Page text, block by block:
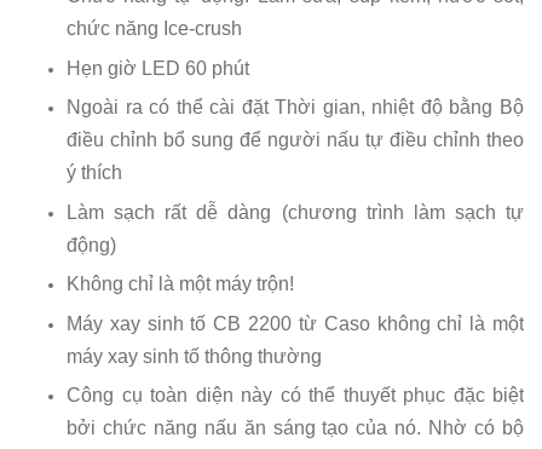
chức năng Ice-crush
Hẹn giờ LED 60 phút
Ngoài ra có thể cài đặt Thời gian, nhiệt độ bằng Bộ
điều chỉnh bổ sung để người nấu tự điều chỉnh theo
ý thích
Làm sạch rất dễ dàng (chương trình làm sạch tự
động)
Không chỉ là một máy trộn!
Máy xay sinh tố CB 2200 từ Caso không chỉ là một
máy xay sinh tố thông thường
Công cụ toàn diện này có thể thuyết phục đặc biệt
bởi chức năng nấu ăn sáng tạo của nó. Nhờ có bộ